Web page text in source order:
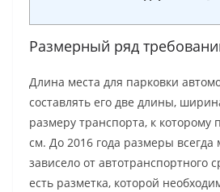
Размерный ряд
Длина места для парковки
составлять его две длины,
размеру транспорта, к которому
см. До 2016 года размеры всегда
зависело от автотранспортного
есть разметка, которой